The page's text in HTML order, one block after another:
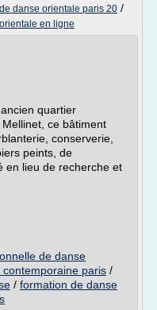
danse orientale paris 20 /
en ligne
quartier
ce bâtiment
conserverie,
peints, de
en lieu de recherche et
de danse
paris /
/ formation de danse